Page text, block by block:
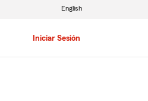
Iniciar Sesión
English